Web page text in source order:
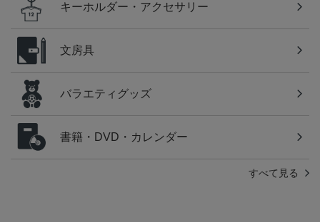
キーホルダー・アクセサリー
文房具
バラエティグッズ
書籍・DVD・カレンダー
すべて見る